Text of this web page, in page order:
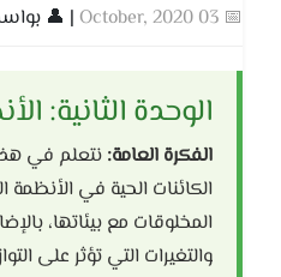
📅 03 October, 2020
| 👤
الوحدة الثانية:
الفكرة العامة: نتعلم في
الكائنات الحية في الأنظمة
المخلوقات مع بيئاتها،
والتغيرات التي تؤثر على